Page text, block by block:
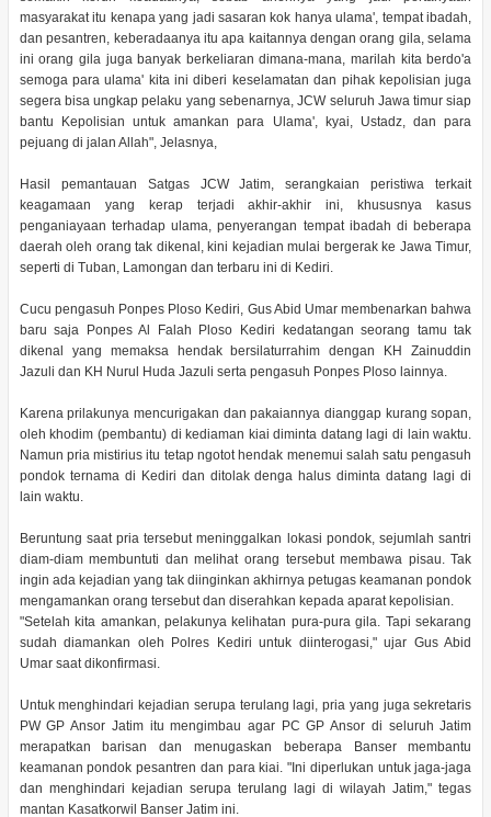
masyarakat itu kenapa yang jadi sasaran kok hanya ulama', tempat ibadah,
dan pesantren, keberadaanya itu apa kaitannya dengan orang gila, selama
ini orang gila juga banyak berkeliaran dimana-mana, marilah kita berdo'a
semoga para ulama' kita ini diberi keselamatan dan pihak kepolisian juga
segera bisa ungkap pelaku yang sebenarnya, JCW seluruh Jawa timur siap
bantu Kepolisian untuk amankan para Ulama', kyai, Ustadz, dan para
pejuang di jalan Allah", Jelasnya,
Hasil pemantauan Satgas JCW Jatim, serangkaian peristiwa terkait
keagamaan yang kerap terjadi akhir-akhir ini, khususnya kasus
penganiayaan terhadap ulama, penyerangan tempat ibadah di beberapa
daerah oleh orang tak dikenal, kini kejadian mulai bergerak ke Jawa Timur,
seperti di Tuban, Lamongan dan terbaru ini di Kediri.
Cucu pengasuh Ponpes Ploso Kediri, Gus Abid Umar membenarkan bahwa
baru saja Ponpes Al Falah Ploso Kediri kedatangan seorang tamu tak
dikenal yang memaksa hendak bersilaturrahim dengan KH Zainuddin
Jazuli dan KH Nurul Huda Jazuli serta pengasuh Ponpes Ploso lainnya.
Karena prilakunya mencurigakan dan pakaiannya dianggap kurang sopan,
oleh khodim (pembantu) di kediaman kiai diminta datang lagi di lain waktu.
Namun pria mistirius itu tetap ngotot hendak menemui salah satu pengasuh
pondok ternama di Kediri dan ditolak denga halus diminta datang lagi di
lain waktu.
Beruntung saat pria tersebut meninggalkan lokasi pondok, sejumlah santri
diam-diam membuntuti dan melihat orang tersebut membawa pisau. Tak
ingin ada kejadian yang tak diinginkan akhirnya petugas keamanan pondok
mengamankan orang tersebut dan diserahkan kepada aparat kepolisian.
"Setelah kita amankan, pelakunya kelihatan pura-pura gila. Tapi sekarang
sudah diamankan oleh Polres Kediri untuk diinterogasi," ujar Gus Abid
Umar saat dikonfirmasi.
Untuk menghindari kejadian serupa terulang lagi, pria yang juga sekretaris
PW GP Ansor Jatim itu mengimbau agar PC GP Ansor di seluruh Jatim
merapatkan barisan dan menugaskan beberapa Banser membantu
keamanan pondok pesantren dan para kiai. "Ini diperlukan untuk jaga-jaga
dan menghindari kejadian serupa terulang lagi di wilayah Jatim," tegas
mantan Kasatkorwil Banser Jatim ini.